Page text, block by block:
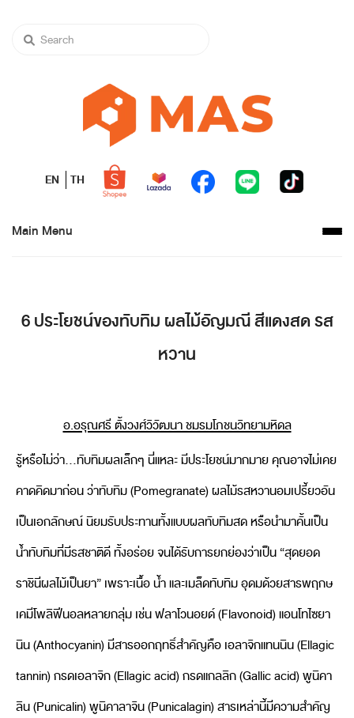
EN TH
Main Menu
6 ประโยชน์ของทับทิม ผลไม้อัญมณี สีแดงสด รส
หวาน
อ.อรุณศรี ตั้งวงศ์วิวัฒนา ชมรมโภชนวิทยามหิดล
รู้หรือไม่ว่า…ทับทิมผลเล็กๆ นี่แหละ มีประโยชน์มากมาย คุณอาจไม่เคย
คาดคิดมาก่อน ว่าทับทิม (Pomegranate) ผลไม้รสหวานอมเปรี้ยวอัน
เป็นเอกลักษณ์ นิยมรับประทานทั้งแบบผลทับทิมสด หรือนำมาคั้นเป็น
น้ำทับทิมที่มีรสชาติดี ทั้งอร่อย จนได้รับการยกย่องว่าเป็น “สุดยอด
ราชินีผลไม้เป็นยา” เพราะเนื้อ น้ำ และเมล็ดทับทิม อุดมด้วยสารพฤกษ
เคมีโพลิฟีนอลหลายกลุ่ม เช่น ฟลาโวนอยด์ (Flavonoid) แอนโทไซยา
นิน (Anthocyanin) มีสารออกฤทธิ์สำคัญคือ เอลาจิกแทนนิน (Ellagic
tannin) กรดเอลาจิก (Ellagic acid) กรดแกลลิก (Gallic acid) พูนิคา
ลิน (Punicalin) พูนิคาลาจิน (Punicalagin) สารเหล่านี้มีความสำคัญ